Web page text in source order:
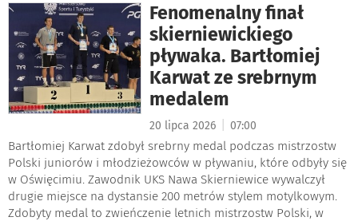
Fenomenalny finał
skierniewickiego
pływaka. Bartłomiej
Karwat ze srebrnym
medalem
20 lipca 2026 07:00
Bartłomiej Karwat zdobył srebrny medal podczas mistrzostw
Polski juniorów i młodzieżowców w pływaniu, które odbyły się
w Oświęcimiu. Zawodnik UKS Nawa Skierniewice wywalczył
drugie miejsce na dystansie 200 metrów stylem motylkowym.
Zdobyty medal to zwieńczenie letnich mistrzostw Polski, w